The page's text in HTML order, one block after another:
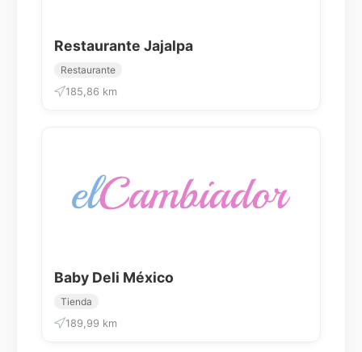
Restaurante Jajalpa
Restaurante
185,86 km
Baby Deli México
Tienda
189,99 km